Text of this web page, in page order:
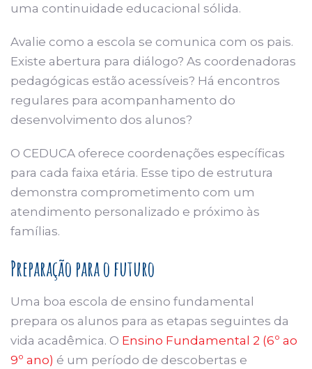
uma continuidade educacional sólida.
Avalie como a escola se comunica com os pais.
Existe abertura para diálogo? As coordenadoras
pedagógicas estão acessíveis? Há encontros
regulares para acompanhamento do
desenvolvimento dos alunos?
O CEDUCA oferece coordenações específicas
para cada faixa etária. Esse tipo de estrutura
demonstra comprometimento com um
atendimento personalizado e próximo às
famílias.
Preparação para o futuro
Uma boa escola de ensino fundamental
prepara os alunos para as etapas seguintes da
vida acadêmica. O Ensino Fundamental 2 (6º ao
9º ano) é um período de descobertas e